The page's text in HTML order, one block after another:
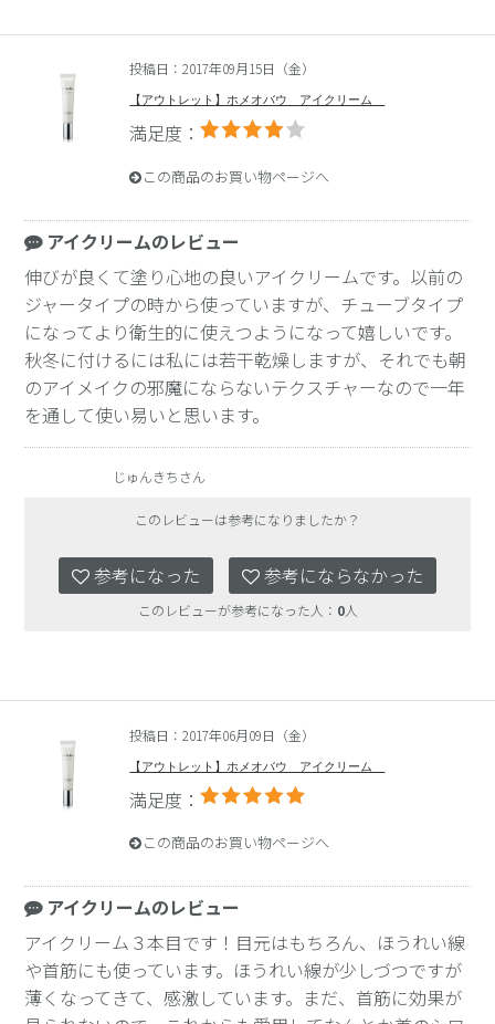
投稿日：2017年09月15日（金）
【アウトレット】ホメオバウ アイクリーム
満足度：
この商品のお買い物ページへ
アイクリームのレビュー
伸びが良くて塗り心地の良いアイクリームです。以前の
ジャータイプの時から使っていますが、チューブタイプ
になってより衛生的に使えつようになって嬉しいです。
秋冬に付けるには私には若干乾燥しますが、それでも朝
のアイメイクの邪魔にならないテクスチャーなので一年
を通して使い易いと思います。
じゅんきちさん
このレビューは参考になりましたか？
参考になった 参考にならなかった
このレビューが参考になった人： 0人
投稿日：2017年06月09日（金）
【アウトレット】ホメオバウ アイクリーム
満足度：
この商品のお買い物ページへ
アイクリームのレビュー
アイクリーム３本目です！目元はもちろん、ほうれい線
や首筋にも使っています。ほうれい線が少しづつですが
薄くなってきて、感激しています。まだ、首筋に効果が